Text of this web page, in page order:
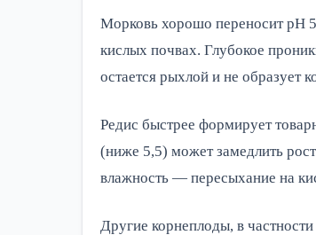
Морковь хорошо переносит pH
кислых почвах. Глубокое
остается рыхлой и не образует
Редис быстрее формирует
(ниже 5,5) может замедлить
влажность — пересыхание на
Другие корнеплоды, в